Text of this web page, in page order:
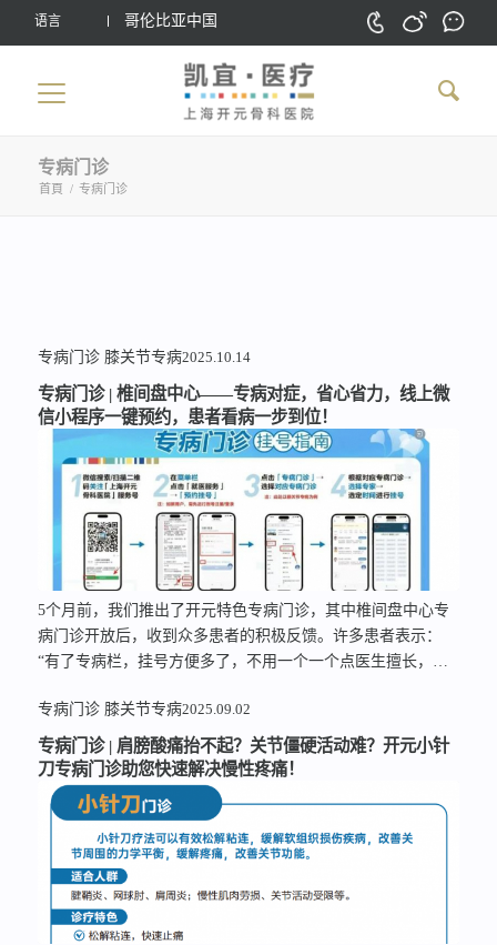
语言 哥伦比亚中国
专病门诊
首頁 / 专病门诊
专病门诊 膝关节专病2025.10.14
专病门诊 | 椎间盘中心——专病对症，省心省力，线上微
信小程序一键预约，患者看病一步到位！
5个月前，我们推出了开元特色专病门诊，其中椎间盘中心专
病门诊开放后，收到众多患者的积极反馈。许多患者表示：
“有了专病栏，挂号方便多了，不用一个一个点医生擅长，直
挂号页面今天，我们为您深度解析椎间盘专病门诊如何针对性
解决脊柱疼痛难题。 自测：您的脊柱是否在“求救”？请花30
秒，对照以下症状：□…
专病门诊 膝关节专病2025.09.02
专病门诊 | 肩膀酸痛抬不起？关节僵硬活动难？开元小针
刀专病门诊助您快速解决慢性疼痛！